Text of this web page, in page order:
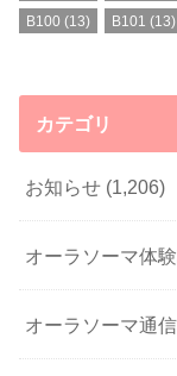
B100 (13) B101 (13)
カテゴリ
お知らせ (1,206)
オーラソーマ体
オーラソーマ通